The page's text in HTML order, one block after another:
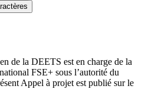
de la DEETS est en charge de la
FSE+ sous l’autorité du
Appel à projet est publié sur le